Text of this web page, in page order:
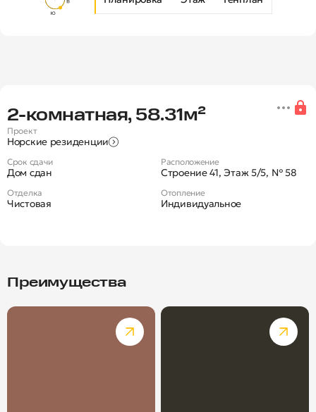
Новая 2-комнатная квартира в
2‑комнатная, 58.31м²
Проект
Норские резиденции
Срок сдачи
Дом сдан
Расположение
Строение 41, Этаж 5/5, № 58
Отделка
Чистовая
Отопление
Индивидуальное
Преимущества